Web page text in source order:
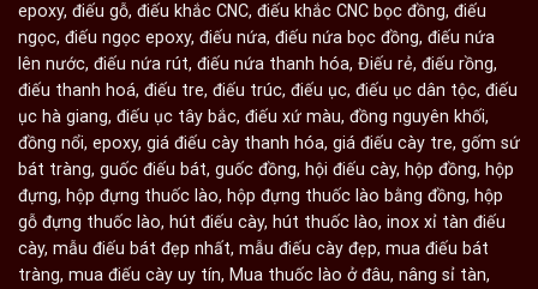
epoxy, điếu gỗ, điếu khắc CNC, điếu khắc CNC bọc đồng, điếu
ngọc, điếu ngọc epoxy, điếu nứa, điếu nứa bọc đồng, điếu nứa
lên nước, điếu nứa rút, điếu nứa thanh hóa, Điếu rẻ, điếu rồng,
điếu thanh hoá, điếu tre, điếu trúc, điếu ục, điếu ục dân tộc, điếu
ục hà giang, điếu ục tây bắc, điếu xứ màu, đồng nguyên khối,
đồng nổi, epoxy, giá điếu cày thanh hóa, giá điếu cày tre, gốm sứ
bát tràng, guốc điếu bát, guốc đồng, hội điếu cày, hộp đồng, hộp
đựng, hộp đựng thuốc lào, hộp đựng thuốc lào bằng đồng, hộp
gỗ đựng thuốc lào, hút điếu cày, hút thuốc lào, inox xỉ tàn điếu
cày, mẫu điếu bát đẹp nhất, mẫu điếu cày đẹp, mua điếu bát
tràng, mua điếu cày uy tín, Mua thuốc lào ở đâu, nâng sỉ tàn,